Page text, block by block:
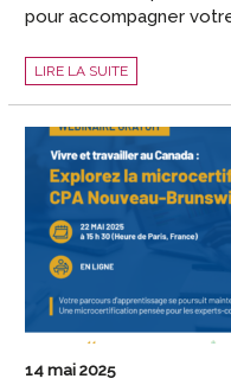
pour accompagner
DÉCOUVREZ
LES
ACD
BOOSTER
VOTRE
INSTALLATION
LIRE LA SUITE
14 mai 2025